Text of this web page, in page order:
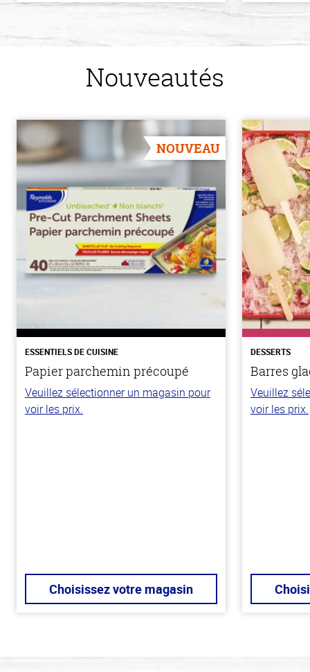
Nouveautés
NOUVEAU
ESSENTIELS DE CUISINE
Papier parchemin précoupé
Veuillez sélectionner un magasin pour
voir les prix.
Choisissez votre magasin
DESSERTS
Barres
Veuillez
voir les prix.